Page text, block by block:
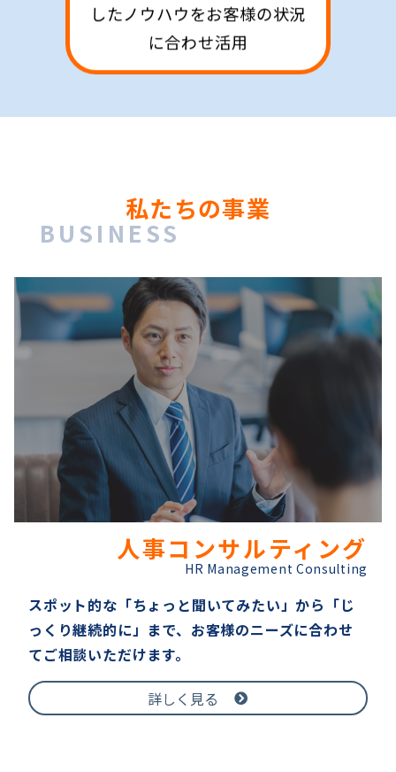
したノウハウをお客様の状況
に合わせ活用
私たちの事業
人事コンサルティング
HR Management Consulting
スポット的な「ちょっと聞いてみたい」から「じ
っくり継続的に」まで、お客様のニーズに合わせ
てご相談いただけます。
詳しく見る